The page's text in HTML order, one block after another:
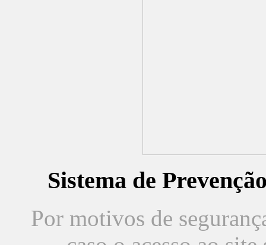
Sistema de
Por motivos de